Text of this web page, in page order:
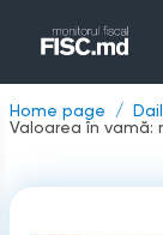
Home page
Valoarea în